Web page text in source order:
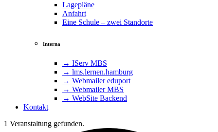
Lagepläne
Anfahrt
Eine Schule – zwei Standorte
Interna
→ IServ MBS
→ lms​.ler​nen​.ham​burg
→ Webmailer eduport
→ Webmailer MBS
→ WebSite Backend
Kontakt
1 Veranstaltung gefunden.